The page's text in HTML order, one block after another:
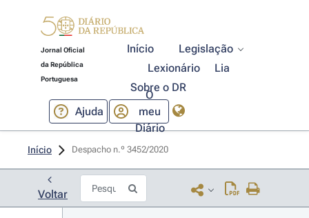
Jornal Oficial
da República
Portuguesa
Início
Legislação
Lexionário
Lia
Sobre o DR
Ajuda
O
meu
Diário
Início Despacho n.º 3452/2020
Voltar